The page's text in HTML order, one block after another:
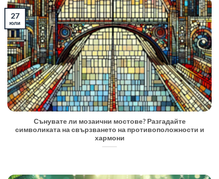
Сънувате ли мозаични мостове? Разгадайте
символиката на свързването на противоположности и
хармони
27
юли